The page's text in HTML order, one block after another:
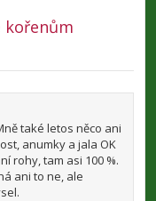
kořenům
také letos něco ani
anumky a jala OK
rohy, tam asi 100 %.
ani to ne, ale